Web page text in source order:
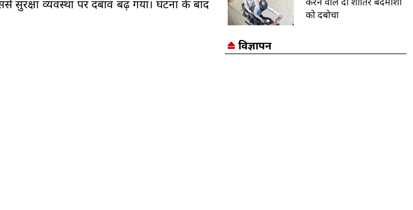
सुरक्षा व्यवस्था पर दबाव बढ़ गया। घटना के बाद
को दबोचा
विज्ञापन